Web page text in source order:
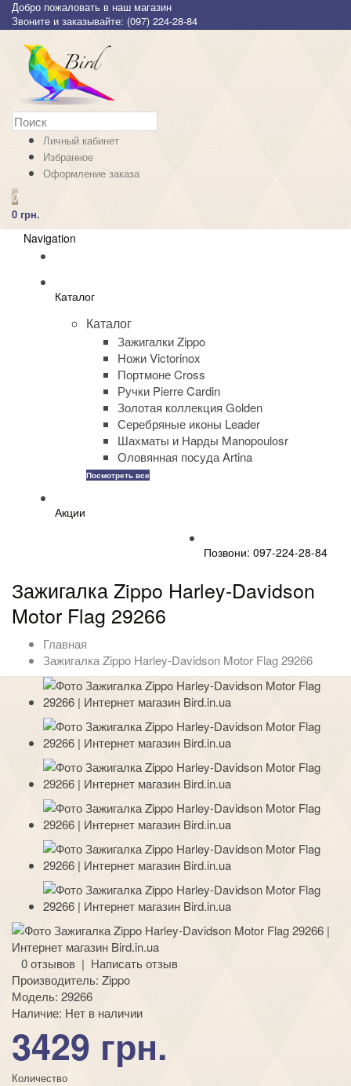
Добро пожаловать в наш магазин
Звоните и заказывайте: (097) 224-28-84
Личный кабинет
Избранное
Оформление заказа
0
0 грн.
Navigation
Каталог
Каталог
Зажигалки Zippo
Ножи Victorinox
Портмоне Cross
Ручки Pierre Cardin
Золотая коллекция Golden
Серебряные иконы Leader
Шахматы и Нарды Manopoulosr
Оловянная посуда Artina
Посмотреть все
Акции
Позвони: 097-224-28-84
Зажигалка Zippo Harley-Davidson
Motor Flag 29266
Главная
Зажигалка Zippo Harley-Davidson Motor Flag 29266
0 отзывов | Написать отзыв
Производитель: Zippo
Модель: 29266
Наличие: Нет в наличии
3429 грн.
Количество